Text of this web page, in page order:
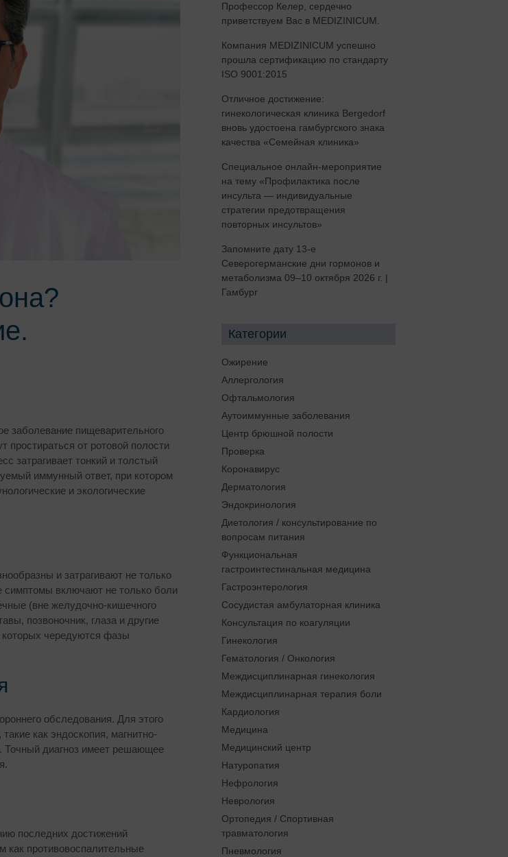
Редкие заболевания
Сексуальная медицина
Спортивная медицина,
спортивная кардиология
Урология
Висцеральная хирургия
заболевание пищеварительного
простираться от ротовой полости
затрагивает тонкий и толстый
иммунный ответ, при котором
и экологические
и затрагивают не только
симптомы включают не только боли
(вне желудочно-кишечного
позвоночник, глаза и другие
которых чередуются фазы
обследования. Для этого
как эндоскопия, магнитно-
Точный диагноз имеет решающее
последних достижений
противовоспалительные
Профессор Келер, сердечно
приветствуем Вас в MEDIZINICUM.
Компания MEDIZINICUM успешно
прошла сертификацию по стандарту
ISO 9001:2015
Отличное достижение:
гинекологическая клиника Bergedorf
вновь удостоена гамбургского знака
качества «Семейная клиника»
Специальное онлайн-мероприятие
на тему «Профилактика после
инсульта — индивидуальные
стратегии предотвращения
повторных инсультов»
Запомните дату 13-е
Северогерманские дни гормонов и
метаболизма 09–10 октября 2026 г. |
Гамбург
Категории
Ожирение
Аллергология
Офтальмология
Аутоиммунные заболевания
Центр брюшной полости
Проверка
Коронавирус
Дерматология
Эндокринология
Диетология / консультирование по
вопросам питания
Функциональная
гастроинтестинальная медицина
Гастроэнтерология
Сосудистая амбулаторная клиника
Консультация по коагуляции
Гинекология
Гематология / Онкология
Междисциплинарная гинекология
Междисциплинарная терапия боли
Кардиология
Медицина
Медицинский центр
Натуропатия
Нефрология
Неврология
Ортопедия / Спортивная
травматология
Пневмология